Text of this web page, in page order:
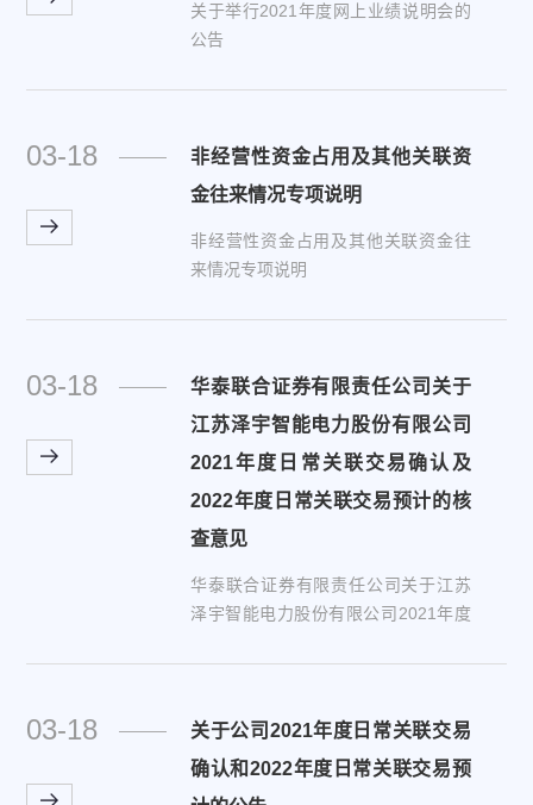
关于举行2021年度网上业绩说明会的
公告
03-18
非经营性资金占用及其他关联资
金往来情况专项说明
非经营性资金占用及其他关联资金往
来情况专项说明
03-18
华泰联合证券有限责任公司关于
江苏泽宇智能电力股份有限公司
2021年度日常关联交易确认及
2022年度日常关联交易预计的核
查意见
华泰联合证券有限责任公司关于江苏
泽宇智能电力股份有限公司2021年度
联交易预计的核查意见
03-18
关于公司2021年度日常关联交易
确认和2022年度日常关联交易预